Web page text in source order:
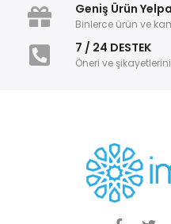
Geniş Ürün
Binlerce ürün ve
7 / 24 DESTEK
Öneri ve